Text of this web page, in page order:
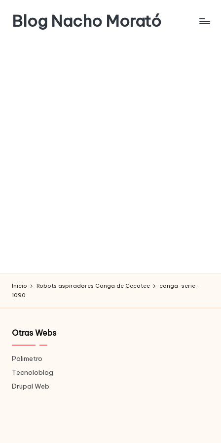
SaltarBlog Nacho Morató
Inicio Robots aspiradores Conga de Cecotec
conga-serie-
1090
Otras Webs
Polimetro
Tecnoloblog
Drupal Web